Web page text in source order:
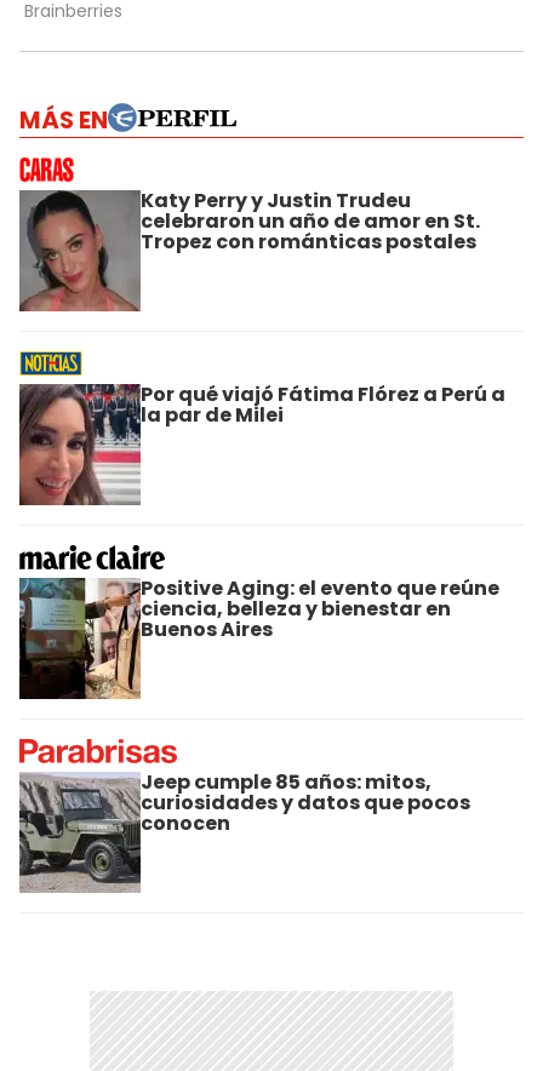
MÁS EN
Katy Perry y Justin Trudeu
celebraron un año de amor en St.
Tropez con románticas postales
Por qué viajó Fátima Flórez a Perú a
la par de Milei
Positive Aging: el evento que reúne
ciencia, belleza y bienestar en
Buenos Aires
Jeep cumple 85 años: mitos,
curiosidades y datos que pocos
conocen